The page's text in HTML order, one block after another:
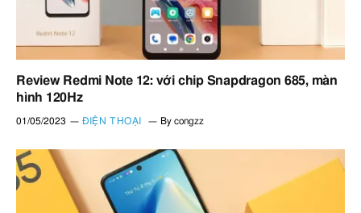
Review Redmi Note 12: với chip Snapdragon 685, màn
hình 120Hz
01/05/2023 ĐIỆN THOẠI By congzz